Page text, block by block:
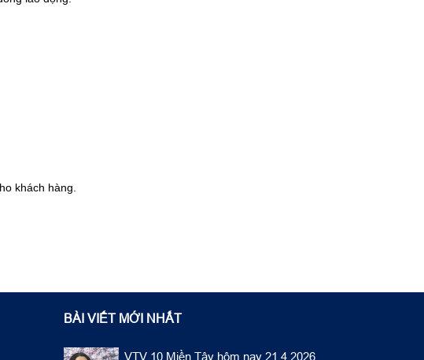
khách hàng.
BÀI VIẾT MỚI NHẤT
VTV 10 Miền Tây hôm nay 21.4.2026